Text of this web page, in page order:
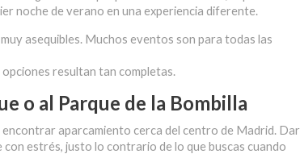
noche de verano en una experiencia diferente.
asequibles. Muchos eventos son para todas las
resultan tan completas.
o al Parque de la Bombilla
encontrar aparcamiento cerca del centro de Madrid. Dar
estrés, justo lo contrario de lo que buscas cuando